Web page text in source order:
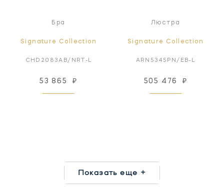
Бра
Signature Collection
CHD2083AB/NRT-L
53 865 ₽
Люстра
Signature Collection
ARN5345PN/EB-L
505 476 ₽
Показать еще +